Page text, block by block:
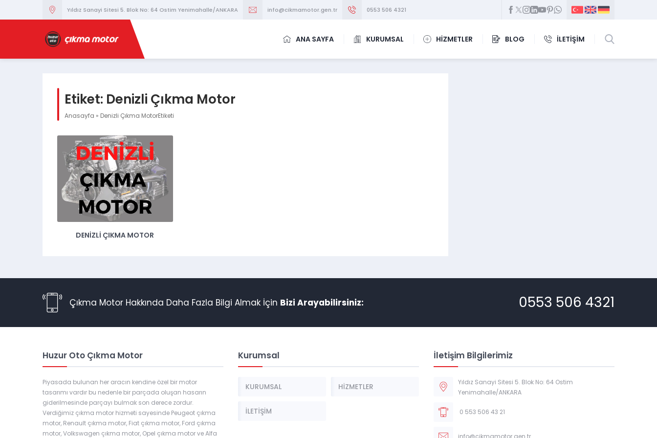
Yıldız Sanayi Sitesi 5. Blok No: 64 Ostim Yenimahalle/ANKARA info@cikmamotor.gen.tr 0553 506 4321
ANA SAYFA KURUMSAL HİZMETLER BLOG İLETİŞİM
Etiket: Denizli Çıkma Motor
Anasayfa » Denizli Çıkma MotorEtiketi
DENIZLI ÇIKMA MOTOR
Çıkma Motor Hakkında Daha Fazla Bilgi Almak İçin Bizi Arayabilirsiniz: 0553 506 4321
Huzur Oto Çıkma Motor
Piyasada bulunan her aracın kendine özel bir motor
tasarımı vardır bu nedenle bir parçada oluşan hasarın
giderilmesinde parçayı bulmak son derece zordur.
Verdiğimiz çıkma motor hizmeti sayesinde Peugeot çıkma
motor, Renault çıkma motor, Fiat çıkma motor, Ford çıkma
motor, Volkswagen çıkma motor, Opel çıkma motor ve Alfa
Kurumsal
KURUMSAL HİZMETLER
İLETİŞİM
İletişim Bilgilerimiz
Yıldız Sanayi Sitesi 5. Blok No: 64 Ostim
Yenimahalle/ANKARA
0 553 506 43 21